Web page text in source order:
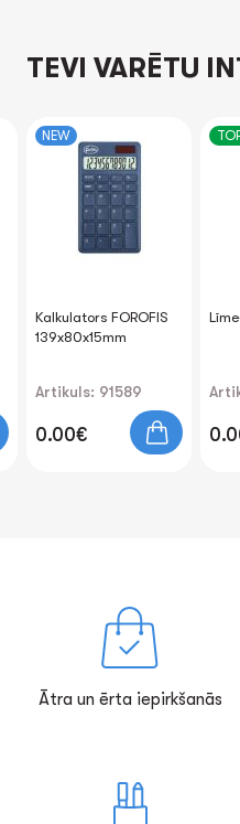
TEVI VARĒTU
NEW
Kalkulators FOROFIS
139x80x15mm
Artikuls: 91589
0.00€
Ātra un ērta iepirkšanās